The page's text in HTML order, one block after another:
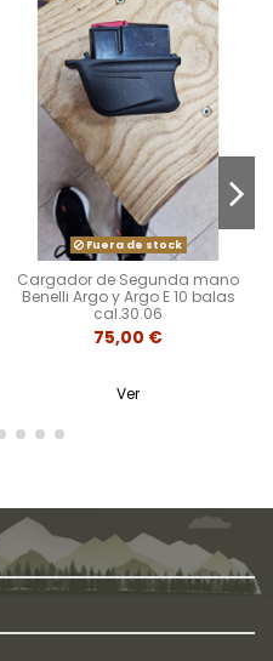
Fuera de stock
Cargador de Segunda mano
Benelli Argo y Argo E 10 balas
cal.30.06
75,00 €
Ver